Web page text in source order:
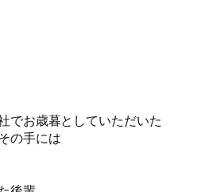
でお歳暮としていただいた
の手には